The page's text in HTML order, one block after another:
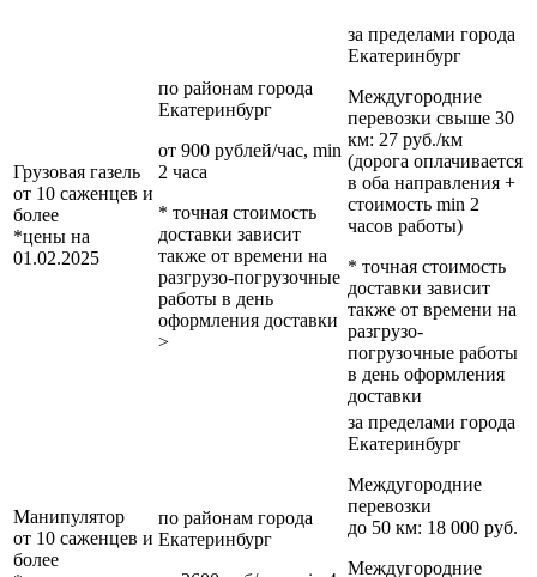
Грузовая газель
от 10 саженцев и
более
*цены на
01.02.2025
по районам города
Екатеринбург
от 900 рублей/час, min
2 часа
* точная стоимость
доставки зависит
также от времени на
разгрузо-погрузочные
работы в день
оформления доставки
>
за пределами города
Екатеринбург
Междугородние
перевозки свыше 30
км: 27 руб./км
(дорога оплачивается
в оба направления +
стоимость min 2
часов работы)
* точная стоимость
доставки зависит
также от времени на
разгрузо-
погрузочные работы
в день оформления
доставки
Манипулятор
от 10 саженцев и
более
по районам города
Екатеринбург
за пределами города
Екатеринбург
Междугородние
перевозки
до 50 км: 18 000 руб.
Междугородние